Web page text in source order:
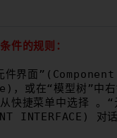
件的规则：
界面”(Component
或在“模型树”中右
快捷菜单中选择 。“
INTERFACE) 对